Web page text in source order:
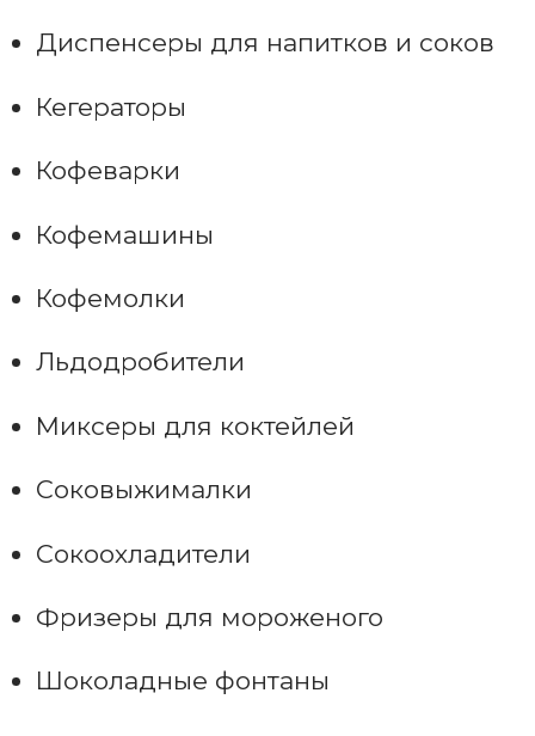
Диспенсеры для напитков и соков
Кегераторы
Кофеварки
Кофемашины
Кофемолки
Льдодробители
Миксеры для коктейлей
Соковыжималки
Сокоохладители
Фризеры для мороженого
Шоколадные фонтаны